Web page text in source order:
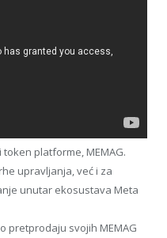
platforme, MEMAG.
upravljanja, već i za
unutar ekosustava Meta
pretprodaju svojih MEMAG